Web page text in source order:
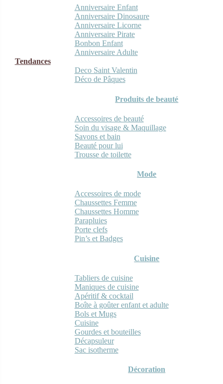
Anniversaire Enfant
Anniversaire Dinosaure
Anniversaire Licorne
Anniversaire Pirate
Bonbon Enfant
Anniversaire Adulte
Tendances
Deco Saint Valentin
Déco de Pâques
Produits de beauté
Accessoires de beauté
Soin du visage & Maquillage
Savons et bain
Beauté pour lui
Trousse de toilette
Mode
Accessoires de mode
Chaussettes Femme
Chaussettes Homme
Parapluies
Porte clefs
Pin’s et Badges
Cuisine
Tabliers de cuisine
Maniques de cuisine
Apéritif & cocktail
Boîte à goûter enfant et adulte
Bols et Mugs
Cuisine
Gourdes et bouteilles
Décapsuleur
Sac isotherme
Décoration